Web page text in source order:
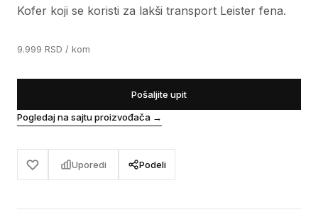
Kofer koji se koristi za lakši transport Leister fena.
9.999 RSD / kom
Pošaljite upit
Pogledaj na sajtu proizvođača →
Uporedi Podeli